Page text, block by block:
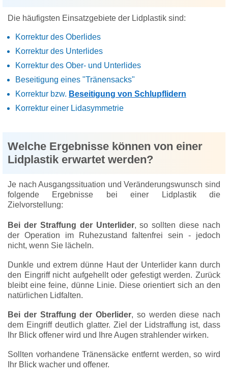
Die häufigsten Einsatzgebiete der Lidplastik sind:
Korrektur des Oberlides
Korrektur des Unterlides
Korrektur des Ober- und Unterlides
Beseitigung eines "Tränensacks"
Korrektur bzw. Beseitigung von Schlupflidern
Korrektur einer Lidasymmetrie
Welche Ergebnisse können von einer
Lidplastik erwartet werden?
Je nach Ausgangssituation und Veränderungswunsch sind
folgende Ergebnisse bei einer Lidplastik die
Zielvorstellung:
Bei der Straffung der Unterlider, so sollten diese nach
der Operation im Ruhezustand faltenfrei sein - jedoch
nicht, wenn Sie lächeln.
Dunkle und extrem dünne Haut der Unterlider kann durch
den Eingriff nicht aufgehellt oder gefestigt werden. Zurück
bleibt eine feine, dünne Linie. Diese orientiert sich an den
natürlichen Lidfalten.
Bei der Straffung der Oberlider, so werden diese nach
dem Eingriff deutlich glatter. Ziel der Lidstraffung ist, dass
Ihr Blick offener wird und Ihre Augen strahlender wirken.
Sollten vorhandene Tränensäcke entfernt werden, so wird
Ihr Blick wacher und offener.